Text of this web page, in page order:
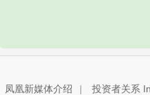
凤凰新媒体介绍 | 投资者关系